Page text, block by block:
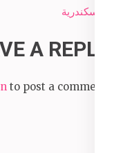
navigation
الإسكندرية
A REPLY
to post a comment.